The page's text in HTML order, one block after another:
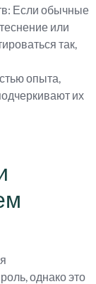
Если обычные
или
так,
опыта,
их
однако это